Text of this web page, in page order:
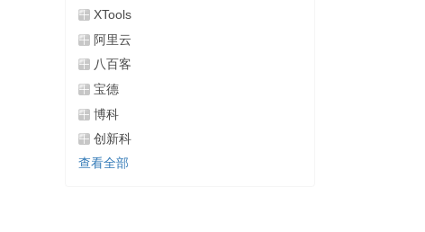
XTools
阿里云
八百客
宝德
博科
创新科
查看全部